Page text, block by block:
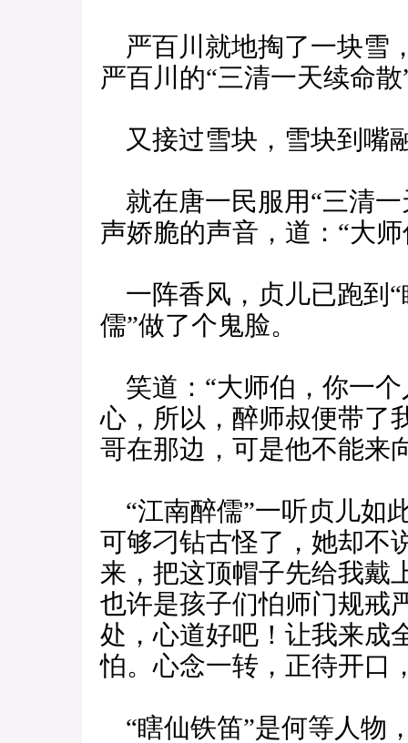
严百川就地掏了一块雪
严百川的“三清一天续命散
又接过雪块，雪块到嘴
就在唐一民服用“三清一
声娇脆的声音，道：“大
一阵香风，贞儿已跑到“
儒”做了个鬼脸。
笑道：“大师伯，你一
心，所以，醉师叔便带了
哥在那边，可是他不能来
“江南醉儒”一听贞儿如
可够刁钻古怪了，她却不
来，把这顶帽子先给我戴
也许是孩子们怕师门规戒
处，心道好吧！让我来成
怕。心念一转，正待开口
“瞎仙铁笛”是何等人物